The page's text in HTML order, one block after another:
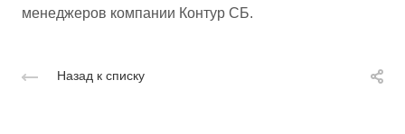
менеджеров компании Контур СБ.
Назад к списку